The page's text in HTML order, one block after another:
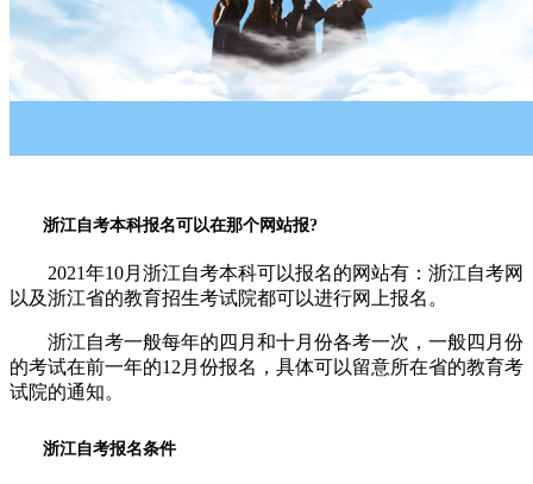
浙江自考本科报名可以在那个网站报?
2021年10月浙江自考本科可以报名的网站有：浙江自考网
以及浙江省的教育招生考试院都可以进行网上报名。
浙江自考一般每年的四月和十月份各考一次，一般四月份
的考试在前一年的12月份报名，具体可以留意所在省的教育考
试院的通知。
浙江自考报名条件